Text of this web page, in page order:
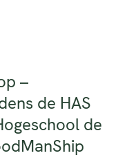
–
de HAS
de